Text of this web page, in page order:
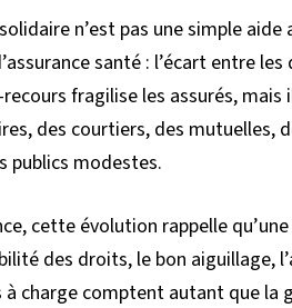
n’est pas une simple
santé : l’écart entre
fragilise les assurés, mais
des courtiers, des mutuelles,
publics modestes.
cette évolution rappelle
des droits, le bon aiguillage,
à charge comptent autant que la